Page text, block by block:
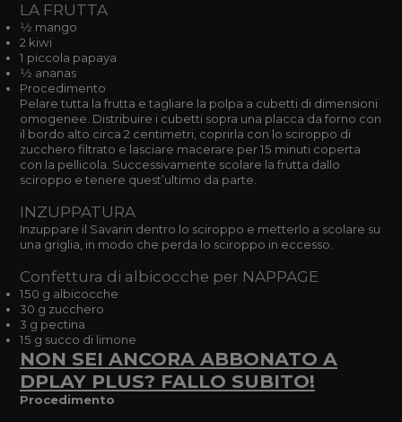
LA FRUTTA
1⁄2 mango
2 kiwi
1 piccola papaya
1⁄2 ananas
Procedimento
Pelare tutta la frutta e tagliare la polpa a cubetti di dimensioni
omogenee. Distribuire i cubetti sopra una placca da forno con
il bordo alto circa 2 centimetri, coprirla con lo sciroppo di
zucchero filtrato e lasciare macerare per 15 minuti coperta
con la pellicola. Successivamente scolare la frutta dallo
sciroppo e tenere quest’ultimo da parte.
INZUPPATURA
Inzuppare il Savarin dentro lo sciroppo e metterlo a scolare su
una griglia, in modo che perda lo sciroppo in eccesso.
Confettura di albicocche per NAPPAGE
150 g albicocche
30 g zucchero
3 g pectina
15 g succo di limone
NON SEI ANCORA ABBONATO A
DPLAY PLUS? FALLO SUBITO!
Procedimento